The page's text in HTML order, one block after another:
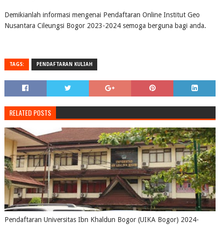
Demikianlah informasi mengenai Pendaftaran Online Institut Geo
Nusantara Cileungsi Bogor 2023-2024 semoga berguna bagi anda.
TAGS: PENDAFTARAN KULIAH
RELATED POSTS
Pendaftaran Universitas Ibn Khaldun Bogor (UIKA Bogor) 2024-